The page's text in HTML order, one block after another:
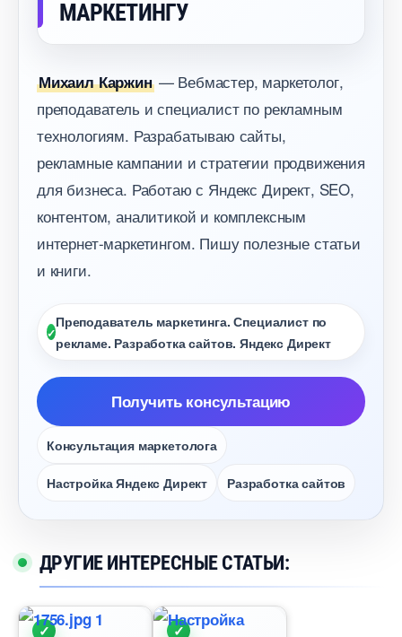
МАРКЕТИНГУ
Михаил Каржин— Вебмастер, маркетолог,
преподаватель и специалист по рекламным
технологиям. Разрабатываю сайты,
рекламные кампании и стратегии продвижения
для бизнеса. Работаю с Яндекс Директ, SEO,
контентом, аналитикой и комплексным
интернет-маркетингом. Пишу полезные статьи
и книги.
Преподаватель маркетинга. Специалист по
рекламе. Разработка сайтов. Яндекс Директ
Получить консультацию
Консультация маркетолога
Настройка Яндекс Директ Разработка сайто
ДРУГИЕ ИНТЕРЕСНЫЕ СТАТЬИ: